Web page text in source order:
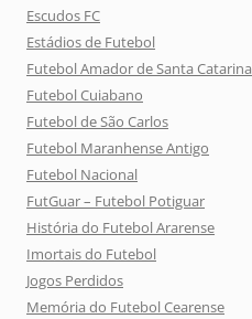
Escudos FC
Estádios de Futebol
Futebol Amador de Santa Catarina
Futebol Cuiabano
Futebol de São Carlos
Futebol Maranhense Antigo
Futebol Nacional
FutGuar – Futebol Potiguar
História do Futebol Ararense
Imortais do Futebol
Jogos Perdidos
Memória do Futebol Cearense